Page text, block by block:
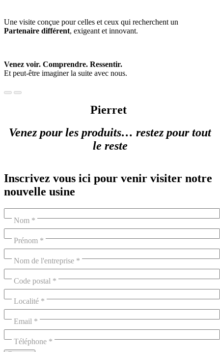
Une visite conçue pour celles et ceux qui recherchent un
Partenaire différent, exigeant et innovant.
Venez voir. Comprendre. Ressentir.
Et peut-être imaginer la suite avec nous.
Pierret
Venez pour les produits… restez pour tout
le reste
Inscrivez vous ici pour venir visiter notre
nouvelle usine
Nom
Prénom
Nom de l'entreprise
Code postal
Localité
Email
Téléphone